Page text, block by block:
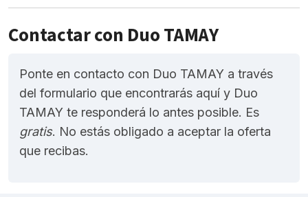
Contactar con Duo TAMAY
Ponte en contacto con Duo TAMAY a través
del formulario que encontrarás aquí y Duo
TAMAY te responderá lo antes posible. Es
gratis. No estás obligado a aceptar la oferta
que recibas.